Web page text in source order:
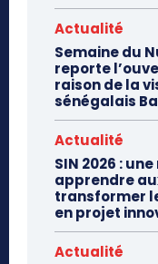
Actualité
Semaine du
reporte
raison de la
sénégalais
Actualité
SIN 2026 :
apprendre
transformer
en projet
Actualité